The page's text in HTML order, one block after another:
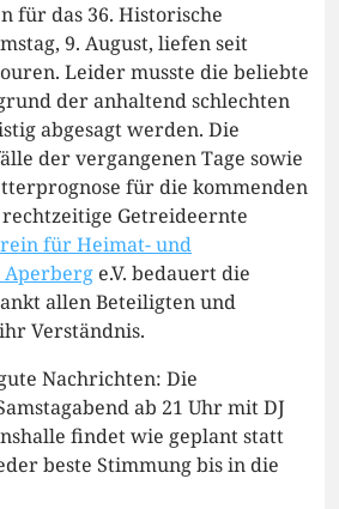
für das 36. Historische
9. August, liefen seit
Leider musste die beliebte
der anhaltend schlechten
abgesagt werden. Die
der vergangenen Tage sowie
für die kommenden
Getreideernte
für Heimat- und
Aperberg e.V. bedauert die
allen Beteiligten und
Verständnis.
Nachrichten: Die
ab 21 Uhr mit DJ
findet wie geplant statt
beste Stimmung bis in die